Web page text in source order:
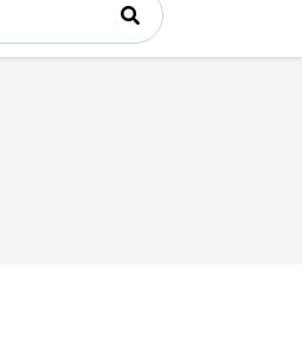
characters for results.